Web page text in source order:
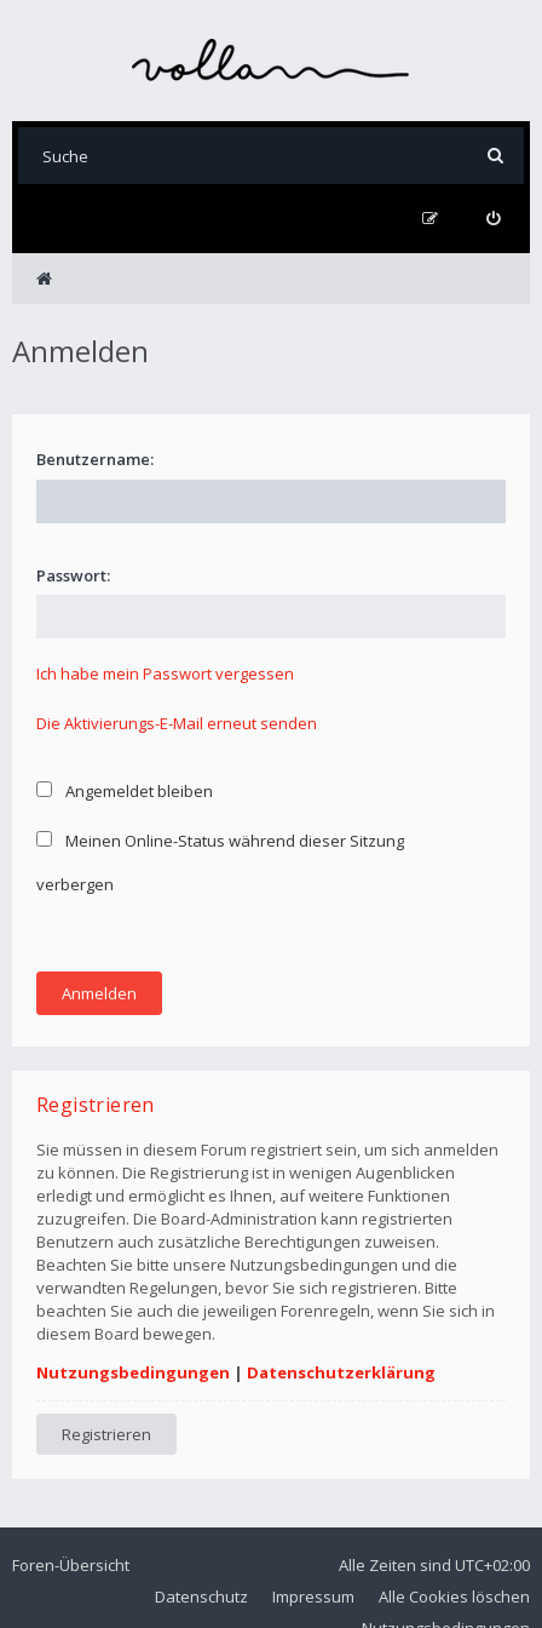
Anmelden
Benutzername:
Passwort:
Ich habe mein Passwort vergessen
Die Aktivierungs-E-Mail erneut senden
Angemeldet bleiben
Meinen Online-Status während dieser Sitzung
verbergen
Registrieren
Sie müssen in diesem Forum registriert sein, um sich anmelden
zu können. Die Registrierung ist in wenigen Augenblicken
erledigt und ermöglicht es Ihnen, auf weitere Funktionen
zuzugreifen. Die Board-Administration kann registrierten
Benutzern auch zusätzliche Berechtigungen zuweisen.
Beachten Sie bitte unsere Nutzungsbedingungen und die
verwandten Regelungen, bevor Sie sich registrieren. Bitte
beachten Sie auch die jeweiligen Forenregeln, wenn Sie sich in
diesem Board bewegen.
Nutzungsbedingungen | Datenschutzerklärung
Registrieren
Foren-Übersicht Alle Zeiten sind UTC+02:00
Alle Cookies löschen
Impressum
Datenschutz